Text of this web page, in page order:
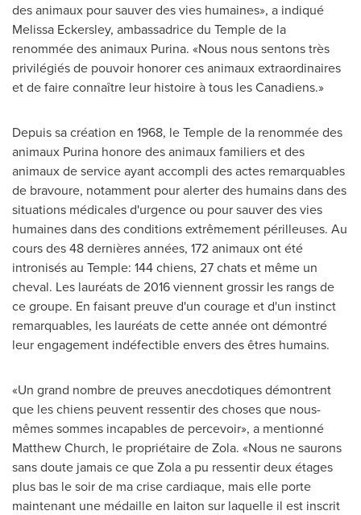
des animaux pour sauver des vies humaines», a indiqué
Melissa Eckersley, ambassadrice du Temple de la
renommée des animaux Purina. «Nous nous sentons très
privilégiés de pouvoir honorer ces animaux extraordinaires
et de faire connaître leur histoire à tous les Canadiens.»
Depuis sa création en 1968, le Temple de la renommée des
animaux Purina honore des animaux familiers et des
animaux de service ayant accompli des actes remarquables
de bravoure, notamment pour alerter des humains dans des
situations médicales d'urgence ou pour sauver des vies
humaines dans des conditions extrêmement périlleuses. Au
cours des 48 dernières années, 172 animaux ont été
intronisés au Temple: 144 chiens, 27 chats et même un
cheval. Les lauréats de 2016 viennent grossir les rangs de
ce groupe. En faisant preuve d'un courage et d'un instinct
remarquables, les lauréats de cette année ont démontré
leur engagement indéfectible envers des êtres humains.
«Un grand nombre de preuves anecdotiques démontrent
que les chiens peuvent ressentir des choses que nous-
mêmes sommes incapables de percevoir», a mentionné
Matthew Church, le propriétaire de Zola. «Nous ne saurons
sans doute jamais ce que Zola a pu ressentir deux étages
plus bas le soir de ma crise cardiaque, mais elle porte
maintenant une médaille en laiton sur laquelle il est inscrit